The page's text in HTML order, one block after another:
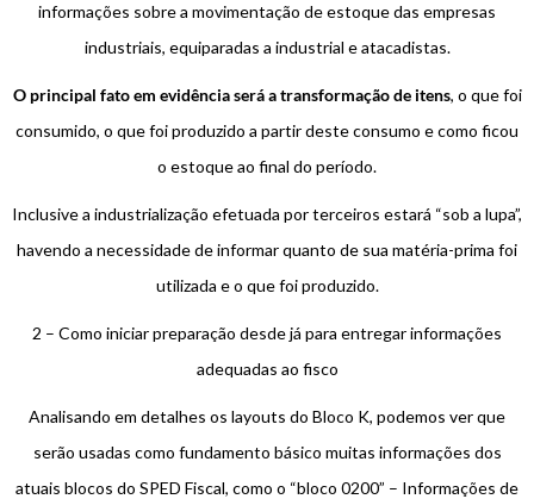
informações sobre a movimentação de estoque das empresas
industriais, equiparadas a industrial e atacadistas.
O principal fato em evidência será a transformação de itens, o que foi
consumido, o que foi produzido a partir deste consumo e como ficou
o estoque ao final do período.
Inclusive a industrialização efetuada por terceiros estará “sob a lupa”,
havendo a necessidade de informar quanto de sua matéria-prima foi
utilizada e o que foi produzido.
2 – Como iniciar preparação desde já para entregar informações
adequadas ao fisco
Analisando em detalhes os layouts do Bloco K, podemos ver que
serão usadas como fundamento básico muitas informações dos
atuais blocos do SPED Fiscal, como o “bloco 0200” – Informações de